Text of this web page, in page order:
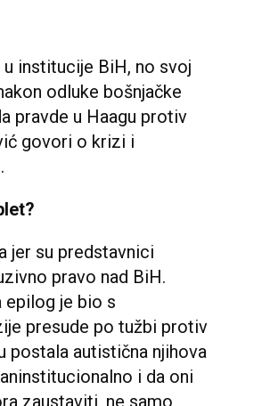
institucije BiH, no svoj
odluke bošnjačke
pravde u Haagu protiv
govori o krizi i
jer su predstavnici
pravo nad BiH.
epilog je bio s
presude po tužbi protiv
postala autistična njihova
i da oni
zaustaviti, ne samo